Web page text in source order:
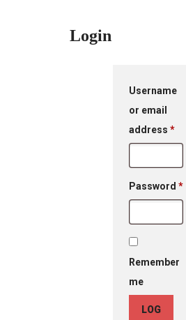
Login
Username
or email
address *
Password *
Remember
me
LOG